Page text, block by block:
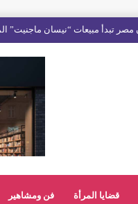
قضايا المرأة فن ومشاهير